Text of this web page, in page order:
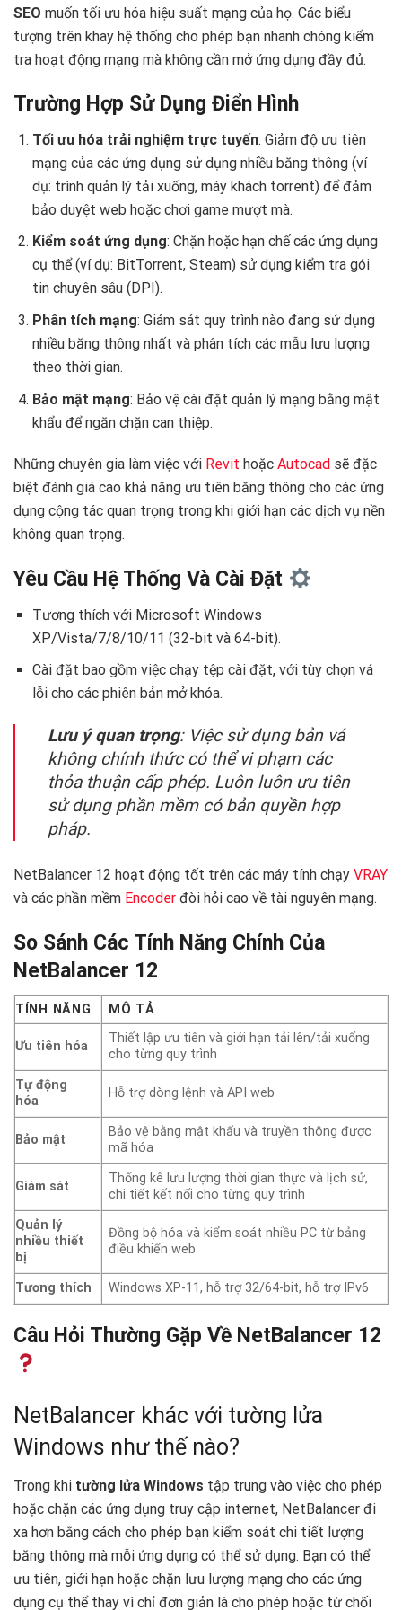
SEO muốn tối ưu hóa hiệu suất mạng của họ. Các biểu
tượng trên khay hệ thống cho phép bạn nhanh chóng kiểm
tra hoạt động mạng mà không cần mở ứng dụng đầy đủ.
Trường Hợp Sử Dụng Điển Hình
Tối ưu hóa trải nghiệm trực tuyến: Giảm độ ưu tiên
mạng của các ứng dụng sử dụng nhiều băng thông (ví
dụ: trình quản lý tải xuống, máy khách torrent) để đảm
bảo duyệt web hoặc chơi game mượt mà.
Kiểm soát ứng dụng: Chặn hoặc hạn chế các ứng dụng
cụ thể (ví dụ: BitTorrent, Steam) sử dụng kiểm tra gói
tin chuyên sâu (DPI).
Phân tích mạng: Giám sát quy trình nào đang sử dụng
nhiều băng thông nhất và phân tích các mẫu lưu lượng
theo thời gian.
Bảo mật mạng: Bảo vệ cài đặt quản lý mạng bằng mật
khẩu để ngăn chặn can thiệp.
Những chuyên gia làm việc với Revit hoặc Autocad sẽ đặc
biệt đánh giá cao khả năng ưu tiên băng thông cho các ứng
dụng cộng tác quan trọng trong khi giới hạn các dịch vụ nền
không quan trọng.
Yêu Cầu Hệ Thống Và Cài Đặt
Tương thích với Microsoft Windows
XP/Vista/7/8/10/11 (32-bit và 64-bit).
Cài đặt bao gồm việc chạy tệp cài đặt, với tùy chọn vá
lỗi cho các phiên bản mở khóa.
Lưu ý quan trọng: Việc sử dụng bản vá
không chính thức có thể vi phạm các
thỏa thuận cấp phép. Luôn luôn ưu tiên
sử dụng phần mềm có bản quyền hợp
pháp.
NetBalancer 12 hoạt động tốt trên các máy tính chạy VRAY
và các phần mềm Encoder đòi hỏi cao về tài nguyên mạng.
So Sánh Các Tính Năng Chính Của
NetBalancer 12
TÍNH NĂNG MÔ TẢ
Ưu tiên hóa
Thiết lập ưu tiên và giới hạn tải lên/tải xuống
cho từng quy trình
Tự động
hóa
Hỗ trợ dòng lệnh và API web
Bảo mật
Bảo vệ bằng mật khẩu và truyền thông được
mã hóa
Giám sát
Thống kê lưu lượng thời gian thực và lịch sử,
chi tiết kết nối cho từng quy trình
Quản lý
nhiều thiết
bị
Đồng bộ hóa và kiểm soát nhiều PC từ bảng
điều khiển web
Tương thích Windows XP-11, hỗ trợ 32/64-bit, hỗ trợ IPv6
Câu Hỏi Thường Gặp Về NetBalancer 12
NetBalancer khác với tường lửa
Windows như thế nào?
Trong khi tường lửa Windows tập trung vào việc cho phép
hoặc chặn các ứng dụng truy cập internet, NetBalancer đi
xa hơn bằng cách cho phép bạn kiểm soát chi tiết lượng
băng thông mà mỗi ứng dụng có thể sử dụng. Bạn có thể
ưu tiên, giới hạn hoặc chặn lưu lượng mạng cho các ứng
dụng cụ thể thay vì chỉ đơn giản là cho phép hoặc từ chối